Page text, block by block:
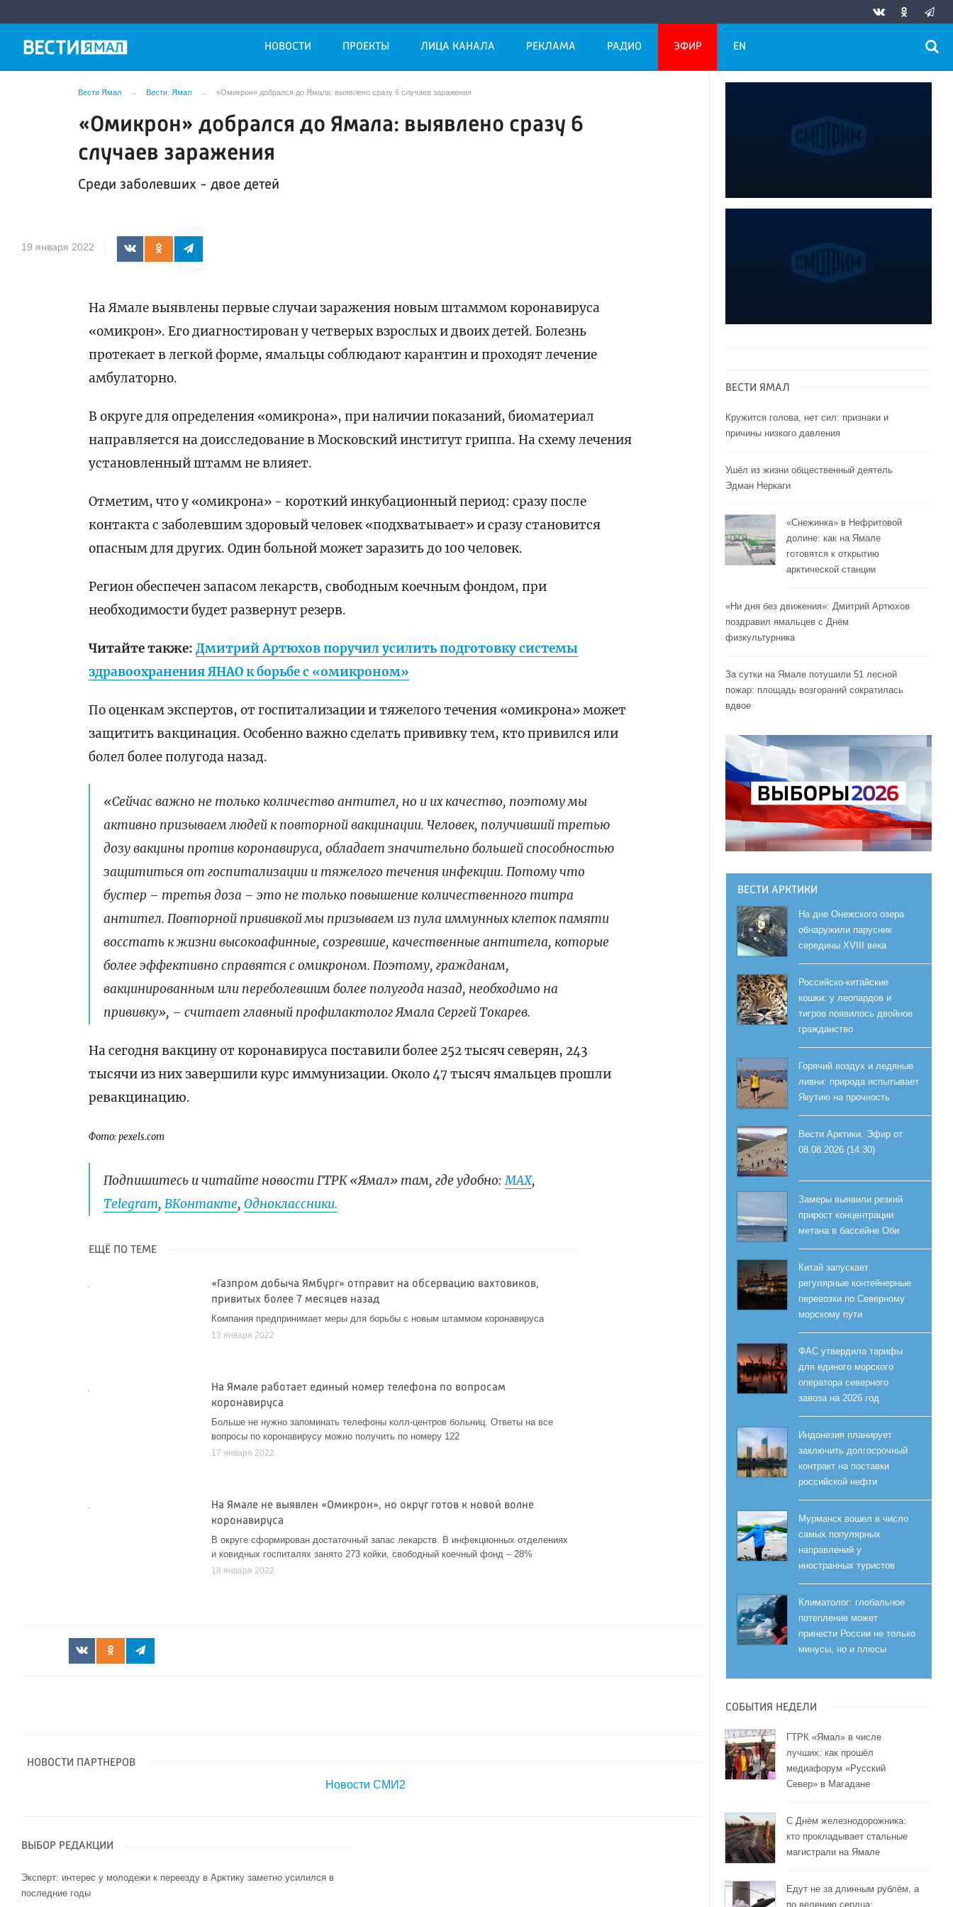
НОВОСТИ ПРОЕКТЫ ЛИЦА КАНАЛА РЕКЛАМА РАДИО ЭФИР EN
Вести Ямал Вести. Ямал «Омикрон» добрался до Ямала: выявлено сразу 6 случаев заражения
«Омикрон» добрался до Ямала: выявлено сразу 6
случаев заражения
Среди заболевших - двое детей
19 января 2022
На Ямале выявлены первые случаи заражения новым штаммом коронавируса
«омикрон». Его диагностирован у четверых взрослых и двоих детей. Болезнь
протекает в легкой форме, ямальцы соблюдают карантин и проходят лечение
амбулаторно.
В округе для определения «омикрона», при наличии показаний, биоматериал
направляется на доисследование в Московский институт гриппа. На схему лечения
установленный штамм не влияет.
Отметим, что у «омикрона» - короткий инкубационный период: сразу после
контакта с заболевшим здоровый человек «подхватывает» и сразу становится
опасным для других. Один больной может заразить до 100 человек.
Регион обеспечен запасом лекарств, свободным коечным фондом, при
необходимости будет развернут резерв.
Читайте также:Дмитрий Артюхов поручил усилить подготовку системы
здравоохранения ЯНАО к борьбе с «омикроном»
По оценкам экспертов, от госпитализации и тяжелого течения «омикрона» может
защитить вакцинация. Особенно важно сделать прививку тем, кто привился или
болел более полугода назад.
«Сейчас важно не только количество антител, но и их качество, поэтому мы
активно призываем людей к повторной вакцинации. Человек, получивший третью
дозу вакцины против коронавируса, обладает значительно большей способностью
защититься от госпитализации и тяжелого течения инфекции. Потому что
бустер – третья доза – это не только повышение количественного титра
антител. Повторной прививкой мы призываем из пула иммунных клеток памяти
восстать к жизни высокоафинные, созревшие, качественные антитела, которые
более эффективно справятся с омикроном. Поэтому, гражданам,
вакцинированным или переболевшим более полугода назад, необходимо на
прививку», – считает главный профилактолог Ямала Сергей Токарев.
На сегодня вакцину от коронавируса поставили более 252 тысяч северян, 243
тысячи из них завершили курс иммунизации. Около 47 тысяч ямальцев прошли
ревакцинацию.
Фото: pexels.com
Подпишитесь и читайте новости ГТРК «Ямал» там, где удобно:МАХ,
Telegram,ВКонтакте,Одноклассники.
ЕЩЁ ПО ТЕМЕ
«Газпром добыча Ямбург» отправит на обсервацию вахтовиков,
привитых более 7 месяцев назад
Компания предпринимает меры для борьбы с новым штаммом коронавируса
13 января 2022
На Ямале работает единый номер телефона по вопросам
коронавируса
Больше не нужно запоминать телефоны колл-центров больниц. Ответы на все
вопросы по коронавирусу можно получить по номеру 122
17 января 2022
На Ямале не выявлен «Омикрон», но округ готов к новой волне
коронавируса
В округе сформирован достаточный запас лекарств. В инфекционных отделениях
и ковидных госпиталях занято 273 койки, свободный коечный фонд – 28%
18 января 2022
НОВОСТИ ПАРТНЕРОВ
Новости СМИ2
ВЫБОР РЕДАКЦИИ
Эксперт: интерес у молодежи к переезду в Арктику заметно усилился в
последние годы
ВЕСТИ ЯМАЛ
Кружится голова, нет сил: признаки и
причины низкого давления
Ушёл из жизни общественный деятель
Эдман Неркаги
«Снежинка» в Нефритовой
долине: как на Ямале
готовятся к открытию
арктической станции
«Ни дня без движения»: Дмитрий Артюхов
поздравил ямальцев с Днём
физкультурника
За сутки на Ямале потушили 51 лесной
пожар: площадь возгораний сократилась
вдвое
ВЕСТИ АРКТИКИ
На дне Онежского озера
обнаружили парусник
середины XVIII века
Российско-китайские
кошки: у леопардов и
тигров появилось двойное
гражданство
Горячий воздух и ледяные
ливни: природа испытывает
Якутию на прочность
Вести Арктики. Эфир от
08.08.2026 (14:30)
Замеры выявили резкий
прирост концентрации
метана в бассейне Оби
Китай запускает
регулярные контейнерные
перевозки по Северному
морскому пути
ФАС утвердила тарифы
для единого морского
оператора северного
завоза на 2026 год
Индонезия планирует
заключить долгосрочный
контракт на поставки
российской нефти
Мурманск вошел в число
самых популярных
направлений у
иностранных туристов
Климатолог: глобальное
потепление может
принести России не только
минусы, но и плюсы
СОБЫТИЯ НЕДЕЛИ
ГТРК «Ямал» в числе
лучших: как прошёл
медиафорум «Русский
Север» в Магадане
С Днём железнодорожника:
кто прокладывает стальные
магистрали на Ямале
Едут не за длинным рублём, а
по велению сердца: